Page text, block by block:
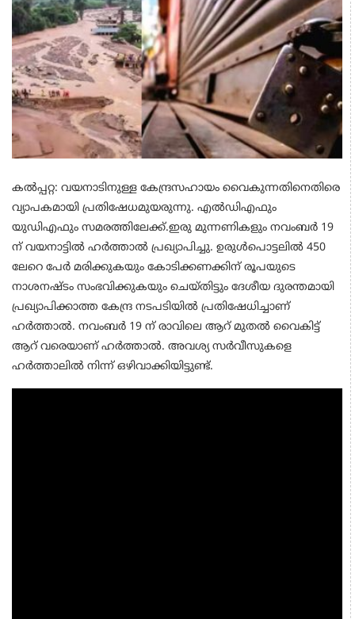
കൽപ്പറ്റ: വയനാടിനുള്ള കേന്ദ്രസഹായം വൈകുന്നതിനെതിരെ
വ്യാപകമായി പ്രതിഷേധമുയരുന്നു. എൽഡിഎഫും
യുഡിഎഫും സമരത്തിലേക്ക്.ഇരു മുന്നണികളും നവംബർ 19
ന് വയനാട്ടിൽ ഹർത്താൽ പ്രഖ്യാപിച്ചു. ഉരുൾപൊട്ടലിൽ 450
ലേറെ പേർ മരിക്കുകയും കോടിക്കണക്കിന് രൂപയുടെ
നാശനഷ്ടം സംഭവിക്കുകയും ചെയ്തിട്ടും ദേശീയ ദുരന്തമായി
പ്രഖ്യാപിക്കാത്ത കേന്ദ്ര നടപടിയിൽ പ്രതിഷേധിച്ചാണ്
ഹർത്താൽ. നവംബർ 19 ന് രാവിലെ ആറ് മുതൽ വൈകിട്ട്
ആറ് വരെയാണ് ഹർത്താൽ. അവശ്യ സർവീസുകളെ
ഹർത്താലിൽ നിന്ന് ഒഴിവാക്കിയിട്ടുണ്ട്.